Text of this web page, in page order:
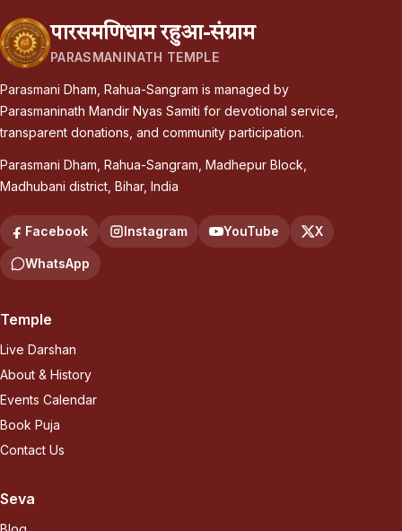
पारसमणिधाम रहुआ-संग्राम
PARASMANINATH TEMPLE
Parasmani Dham, Rahua-Sangram is managed by
Parasmaninath Mandir Nyas Samiti for devotional service,
transparent donations, and community participation.
Parasmani Dham, Rahua-Sangram Madhepur Block,
Madhubani district Bihar, India
Facebook Instagram YouTube X
WhatsApp
Temple
Live Darshan
About & History
Events Calendar
Book Puja
Contact Us
Seva